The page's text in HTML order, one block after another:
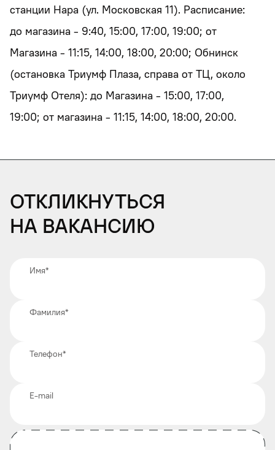
станции Нара (ул. Московская 11). Расписание:
до магазина - 9:40, 15:00, 17:00, 19:00; от
Магазина - 11:15, 14:00, 18:00, 20:00; Обнинск
(остановка Триумф Плаза, справа от ТЦ, около
Триумф Отеля): до Магазина - 15:00, 17:00,
19:00; от магазина - 11:15, 14:00, 18:00, 20:00.
Откликнуться
на вакансию
Имя*
Фамилия*
Телефон*
E-mail